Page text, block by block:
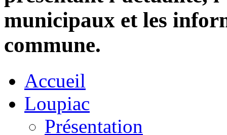
municipaux et les
commune.
Accueil
Loupiac
Présentation